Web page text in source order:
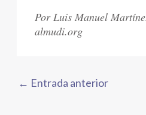
Por Luis Manuel
almudi.org
← Entrada anterior